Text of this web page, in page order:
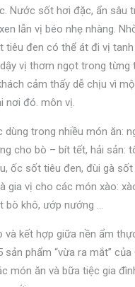
Nước sốt hơi đặc, ẩn sâu
lẫn vị béo nhẹ nhàng.
tiêu đen có thể át đi vị
vị thơm ngọt trong từng
cảm thấy dễ chịu vì
nơi đó. môn vị.
dùng trong nhiều món ăn:
cho bò – bít tết, hải sản:
ốc sốt tiêu đen, đùi gà sốt
gia vị cho các món xào:
bò khô, ướp nướng …
và kết hợp giữa nền ẩm
sản phẩm “vừa ra mắt” của
món ăn và bữa tiệc gia